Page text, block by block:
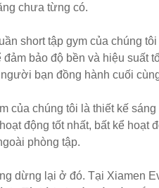
chưa từng có.
short tập gym của chúng
bảo độ bền và hiệu suất
bạn đồng hành cuối
của chúng tôi là thiết kế
động tốt nhất, bất kể
phòng tập.
dừng lại ở đó. Tại Xiamen